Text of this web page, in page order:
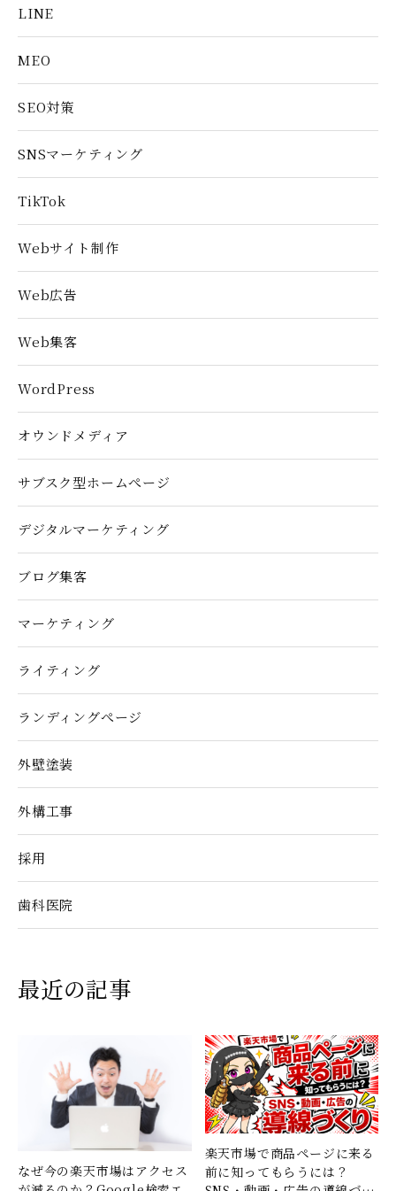
LINE
MEO
SEO対策
SNSマーケティング
TikTok
Webサイト制作
Web広告
Web集客
WordPress
オウンドメディア
サブスク型ホームぺージ
デジタルマーケティング
ブログ集客
マーケティング
ライティング
ランディングぺージ
外壁塗装
外構工事
採用
歯科医院
最近の記事
なぜ今の楽天市場はアクセス
楽天市場で商品ページに来る
前に知ってもらうには？